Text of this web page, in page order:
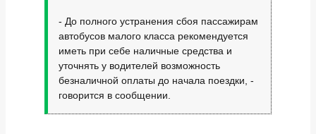
- До полного устранения сбоя пассажирам
автобусов малого класса рекомендуется
иметь при себе наличные средства и
уточнять у водителей возможность
безналичной оплаты до начала поездки, -
говорится в сообщении.